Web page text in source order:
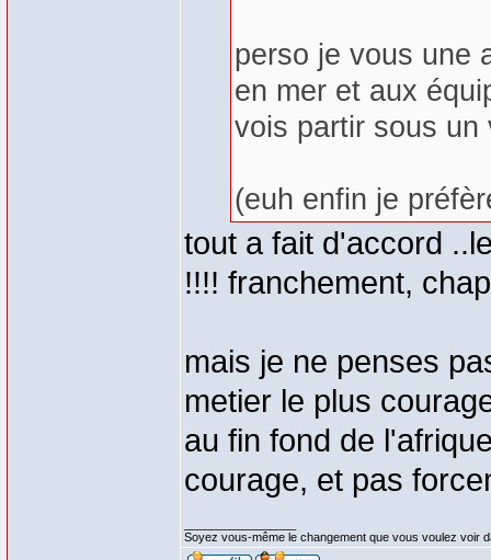
perso je vous une
en mer et aux
vois partir sous un
(euh enfin je
tout a fait d'accord
!!!! franchement,
mais je ne penses
metier le plus
au fin fond de
courage, et pas
Soyez vous-même le changement que vous voulez voir